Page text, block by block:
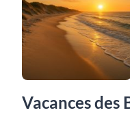
Vacances des